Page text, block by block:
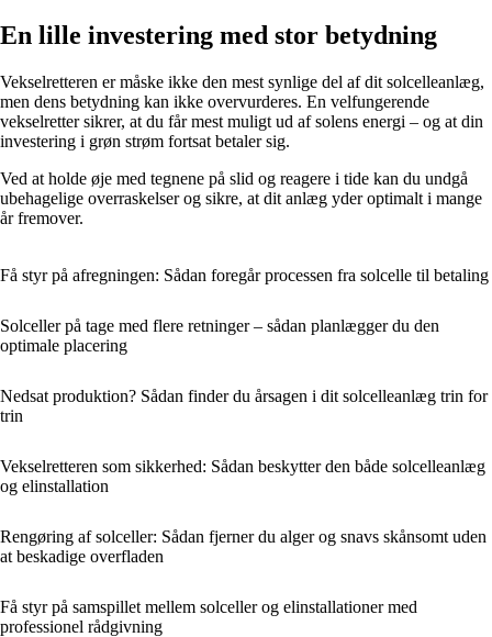
En lille investering med stor betydning
Vekselretteren er måske ikke den mest synlige del af dit solcelleanlæg,
men dens betydning kan ikke overvurderes. En velfungerende
vekselretter sikrer, at du får mest muligt ud af solens energi – og at din
investering i grøn strøm fortsat betaler sig.
Ved at holde øje med tegnene på slid og reagere i tide kan du undgå
ubehagelige overraskelser og sikre, at dit anlæg yder optimalt i mange
år fremover.
Få styr på afregningen: Sådan foregår processen fra solcelle til betaling
Solceller på tage med flere retninger – sådan planlægger du den
optimale placering
Nedsat produktion? Sådan finder du årsagen i dit solcelleanlæg trin for
trin
Vekselretteren som sikkerhed: Sådan beskytter den både solcelleanlæg
og elinstallation
Rengøring af solceller: Sådan fjerner du alger og snavs skånsomt uden
at beskadige overfladen
Få styr på samspillet mellem solceller og elinstallationer med
professionel rådgivning